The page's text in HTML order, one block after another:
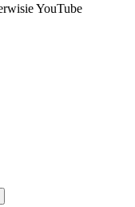
YouTube